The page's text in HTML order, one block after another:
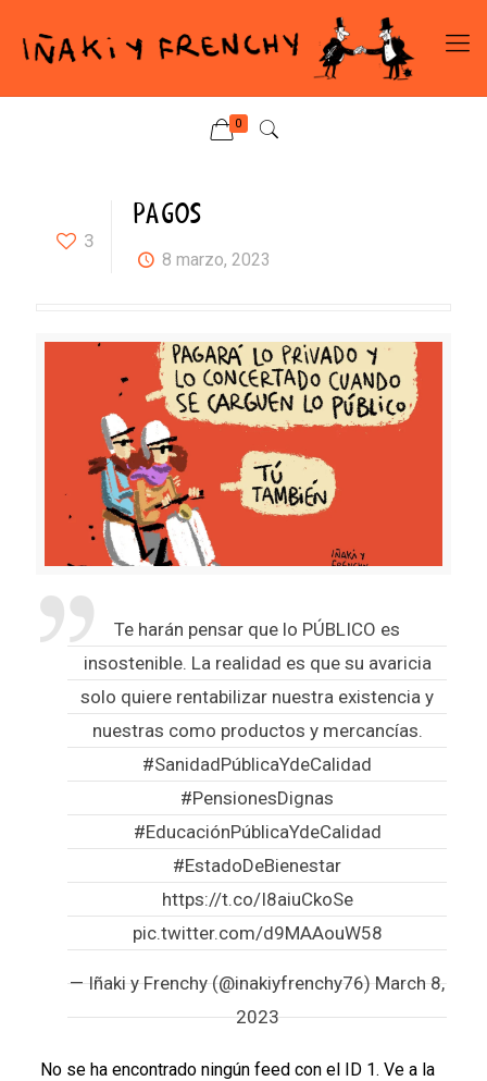
0
3
PAGOS
8 marzo, 2023
Te harán pensar que lo PÚBLICO es
insostenible. La realidad es que su avaricia
solo quiere rentabilizar nuestra existencia y
nuestras como productos y mercancías.
#SanidadPúblicaYdeCalidad
#PensionesDignas
#EducaciónPúblicaYdeCalidad
#EstadoDeBienestar
https://t.co/I8aiuCkoSe
pic.twitter.com/d9MAAouW58
— Iñaki y Frenchy (@inakiyfrenchy76)March 8,
2023
No se ha encontrado ningún feed con el ID 1. Ve a la